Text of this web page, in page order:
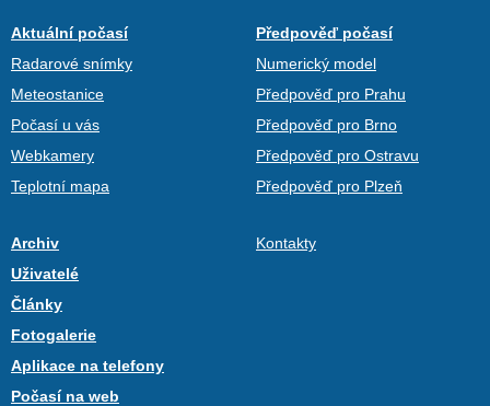
Aktuální počasí
Radarové snímky
Meteostanice
Počasí u vás
Webkamery
Teplotní mapa
Předpověď počasí
Numerický model
Předpověď pro Prahu
Předpověď pro Brno
Předpověď pro Ostravu
Předpověď pro Plzeň
Archiv
Uživatelé
Články
Fotogalerie
Aplikace na telefony
Počasí na web
Kontakty